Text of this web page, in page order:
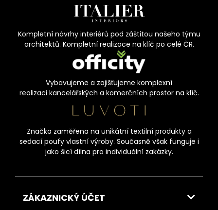
Kompletní návrhy interiérů pod záštitou našeho týmu
architektů. Kompletní realizace na klíč po celé ČR.
Vybavujeme a zajišťujeme komplexní
realizaci kancelářských a komerčních prostor na klíč.
Značka zaměřena na unikátní textilní produkty a
sedací poufy vlastní výroby. Současně však funguje i
jako šicí dílna pro individuální zakázky.
ZÁKAZNICKÝ ÚČET